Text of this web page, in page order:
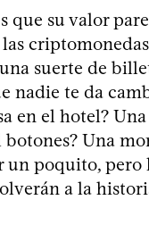
que su valor
suerte de
nadie te da
en el hotel?
Una
un poquito, pero
a la